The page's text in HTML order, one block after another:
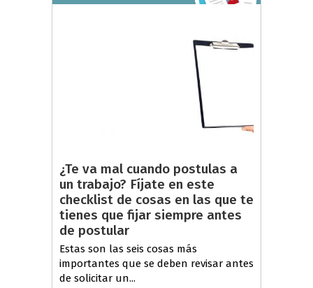
¿Te va mal cuando postulas a
un trabajo? Fíjate en este
checklist de cosas en las que te
tienes que fijar siempre antes
de postular
Estas son las seis cosas más
importantes que se deben revisar antes
de solicitar un...